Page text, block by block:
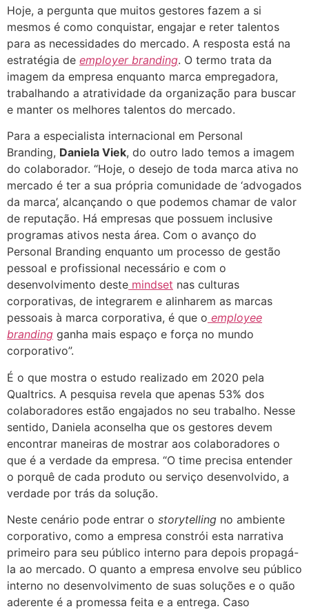
Hoje, a pergunta que muitos gestores fazem a si
mesmos é como conquistar, engajar e reter talentos
para as necessidades do mercado. A resposta está na
estratégia de employer branding. O termo trata da
imagem da empresa enquanto marca empregadora,
trabalhando a atratividade da organização para buscar
e manter os melhores talentos do mercado.
Para a especialista internacional em Personal
Branding, Daniela Viek, do outro lado temos a imagem
do colaborador. “Hoje, o desejo de toda marca ativa no
mercado é ter a sua própria comunidade de ‘advogados
da marca’, alcançando o que podemos chamar de valor
de reputação. Há empresas que possuem inclusive
programas ativos nesta área. Com o avanço do
Personal Branding enquanto um processo de gestão
pessoal e profissional necessário e com o
desenvolvimento deste mindset nas culturas
corporativas, de integrarem e alinharem as marcas
pessoais à marca corporativa, é que o employee
branding ganha mais espaço e força no mundo
corporativo”.
É o que mostra o estudo realizado em 2020 pela
Qualtrics. A pesquisa revela que apenas 53% dos
colaboradores estão engajados no seu trabalho. Nesse
sentido, Daniela aconselha que os gestores devem
encontrar maneiras de mostrar aos colaboradores o
que é a verdade da empresa. “O time precisa entender
o porquê de cada produto ou serviço desenvolvido, a
verdade por trás da solução.
Neste cenário pode entrar o storytelling no ambiente
corporativo, como a empresa constrói esta narrativa
primeiro para seu público interno para depois propagá-
la ao mercado. O quanto a empresa envolve seu público
interno no desenvolvimento de suas soluções e o quão
aderente é a promessa feita e a entrega. Caso